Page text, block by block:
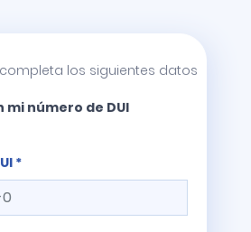
los siguientes datos
mi número de DUI
*